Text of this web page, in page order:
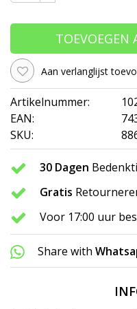
TOEVOEGEN
Aan verlanglijst
Artikelnummer:
EAN:
SKU:
30 Dagen
Gratis
Voor 17:00 uur
Share with